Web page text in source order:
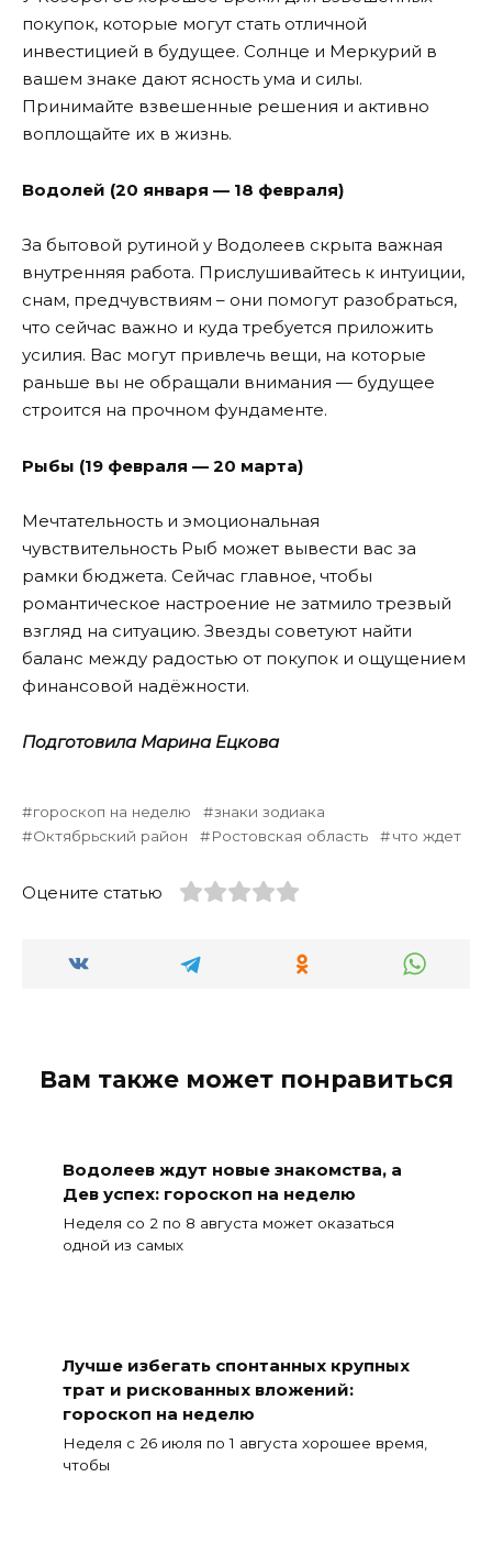
покупок, которые могут стать отличной
инвестицией в будущее. Солнце и Меркурий в
вашем знаке дают ясность ума и силы.
Принимайте взвешенные решения и активно
воплощайте их в жизнь.
Водолей (20 января — 18 февраля)
За бытовой рутиной у Водолеев скрыта важная
внутренняя работа. Прислушивайтесь к интуиции,
снам, предчувствиям – они помогут разобраться,
что сейчас важно и куда требуется приложить
усилия. Вас могут привлечь вещи, на которые
раньше вы не обращали внимания — будущее
строится на прочном фундаменте.
Рыбы (19 февраля — 20 марта)
Мечтательность и эмоциональная
чувствительность Рыб может вывести вас за
рамки бюджета. Сейчас главное, чтобы
романтическое настроение не затмило трезвый
взгляд на ситуацию. Звезды советуют найти
баланс между радостью от покупок и ощущением
финансовой надёжности.
Подготовила Марина Ецкова
гороскоп на неделю
знаки зодиака
Октябрьский район
Ростовская область что ждет
Оцените статью
Вам также может понравиться
Водолеев ждут новые знакомства, а
Дев успех: гороскоп на неделю
Неделя со 2 по 8 августа может оказаться
одной из самых
Лучше избегать спонтанных крупных
трат и рискованных вложений:
гороскоп на неделю
Неделя с 26 июля по 1 августа хорошее время,
чтобы